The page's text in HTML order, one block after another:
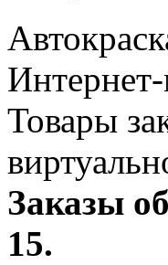
Товары
Заказы
15.